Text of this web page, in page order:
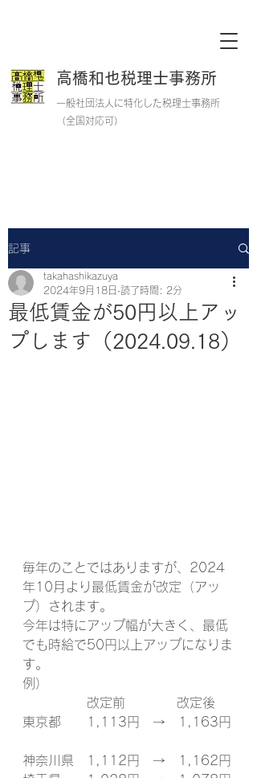
高橋和也税理士事務所
一般社団法人に特化した税理士事務所
​​（全国対応可）
記事
最低賃金が50円以上アッ
プします（2024.09.18）
takahashikazuya
2024年9月18日 読了時間: 2分
毎年のことではありますが、2024
年10月より最低賃金が改定（アッ
プ）されます。
今年は特にアップ幅が大きく、最低
でも時給で50円以上アップになりま
す。
例）
改定前　　　　改定後
東京都　　1,113円　→　1,163円
神奈川県　1,112円　→　1,162円